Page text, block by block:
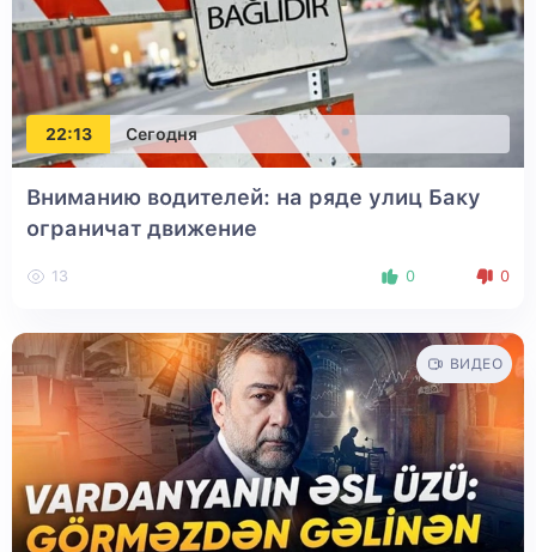
22:13 Сегодня
Вниманию водителей: на ряде улиц Баку
ограничат движение
13 0 0
ВИДЕО